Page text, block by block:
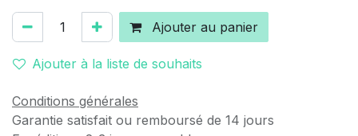
Ajouter au panier
Ajouter à la liste de souhaits
Conditions générales
Garantie satisfait ou remboursé de 14 jours